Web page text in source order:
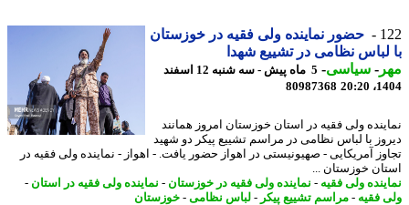
حضور نماینده ولی فقیه در خوزستان
لباس نظامی در تشییع شهدا
-سیاسی-
5 ماه پیش - سه شنبه 12 اسفند
80987368
ولی فقیه در استان خوزستان امروز همانند
با لباس نظامی در مراسم تشییع پیکر دو شهید
آمریکایی - صهیونیستی در اهواز حضور یافت. - اهواز - نماینده ولی فقیه در
خوزستان ...
ولی فقیه -نماینده ولی فقیه در خوزستان-نماینده ولی فقیه در استان-
فقیه -مراسم تشییع پیکر -لباس نظامی-خوزستان